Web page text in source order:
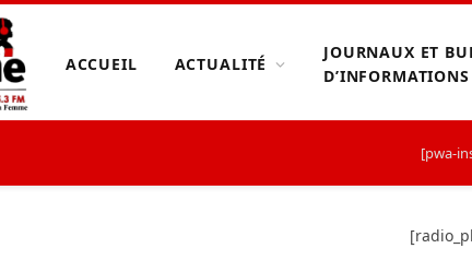
ACCUEIL ACTUALITÉ
JOURNAUX ET
D’INFORMATIONS
[pwa-